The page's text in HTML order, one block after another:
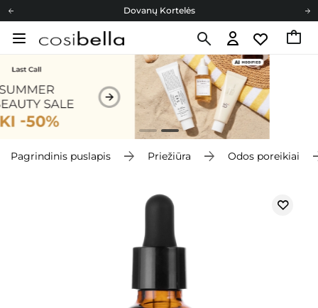
Dovanų Kortelės
Cosibella lojalumo programa
Dovanų Kortelės
Pagrindinis puslapis Priežiūra Odos poreikiai